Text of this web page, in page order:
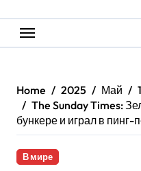
Home 2025 Май
The Sunday Times:
бункере и играл в пинг-
В мире